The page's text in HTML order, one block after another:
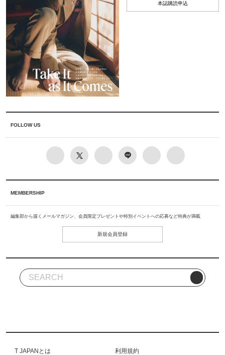
本誌購読申込
FOLLOW US
MEMBERSHIP
編集部から届くメールマガジン、会員限定プレゼントや特別イベントへの応募など特典が満載
新規会員登録
T JAPANとは
利用規約